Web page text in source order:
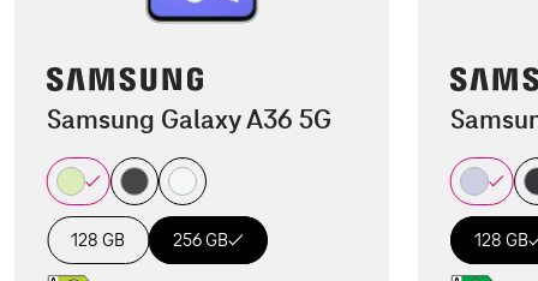
Samsung Galaxy A36 5G
128 GB 256 GB 128 GB